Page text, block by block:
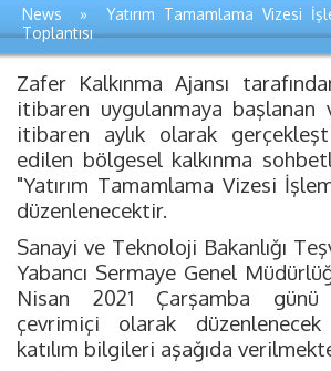
News » Yatırım Tamamlama Vizesi
Toplantısı
Zafer Kalkınma Ajansı
itibaren uygulanmaya başlanan
itibaren aylık olarak
edilen bölgesel kalkınma
"Yatırım Tamamlama Vizesi
düzenlenecektir.
Sanayi ve Teknoloji Bakanlığı
Yabancı Sermaye Genel
Nisan 2021 Çarşamba
çevrimiçi olarak
katılım bilgileri aşağıda